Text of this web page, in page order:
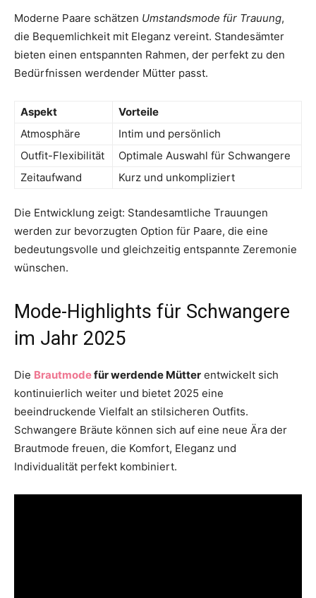
Moderne Paare schätzen Umstandsmode für Trauung,
die Bequemlichkeit mit Eleganz vereint. Standesämter
bieten einen entspannten Rahmen, der perfekt zu den
Bedürfnissen werdender Mütter passt.
Aspekt
Vorteile
Atmosphäre
Intim und persönlich
Outfit-Flexibilität
Optimale Auswahl für Schwangere
Zeitaufwand
Kurz und unkompliziert
Die Entwicklung zeigt: Standesamtliche Trauungen
werden zur bevorzugten Option für Paare, die eine
bedeutungsvolle und gleichzeitig entspannte Zeremonie
wünschen.
Mode-Highlights für Schwangere
im Jahr 2025
Die Brautmodefür werdende Mütter entwickelt sich
kontinuierlich weiter und bietet 2025 eine
beeindruckende Vielfalt an stilsicheren Outfits.
Schwangere Bräute können sich auf eine neue Ära der
Brautmode freuen, die Komfort, Eleganz und
Individualität perfekt kombiniert.